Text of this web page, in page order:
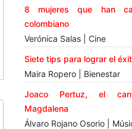
8 mujeres que han
colombiano
Verónica Salas | Cine
Siete tips para lograr el
Maira Ropero | Bienestar
Joaco Pertuz, el
Magdalena
Álvaro Rojano Osorio |